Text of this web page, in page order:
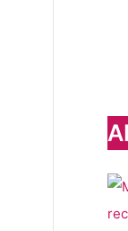
h
e
r